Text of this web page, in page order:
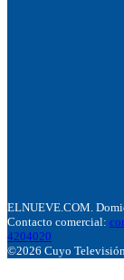
ELNUEVE.COM.
Contacto comercial:
4204020
©2026 Cuyo Televisión